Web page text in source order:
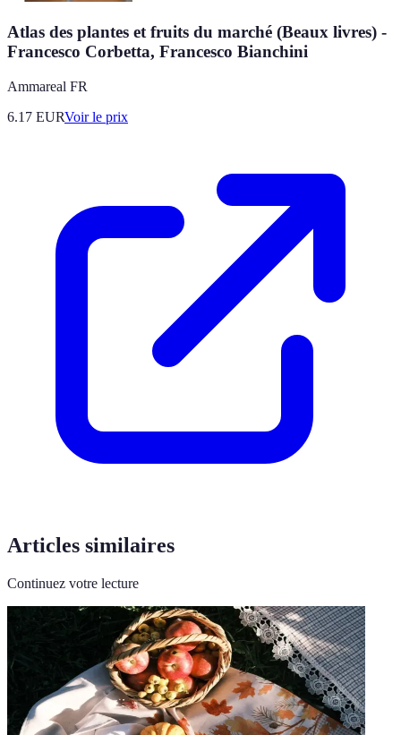
Atlas des plantes et fruits du marché (Beaux livres) -
Francesco Corbetta, Francesco Bianchini
Ammareal FR
6.17 EURVoir le prix
Articles similaires
Continuez votre lecture